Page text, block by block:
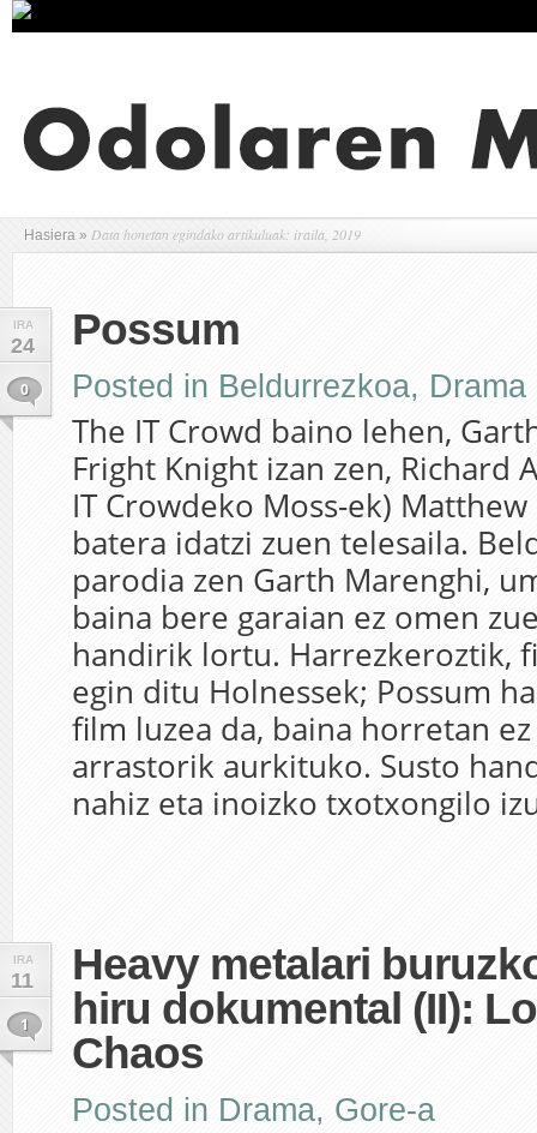
Hasiera » Data honetan egindako artikuluak: iraila, 2019
IRA
24
0
Possum
Posted in Beldurrezkoa, Drama
The IT Crowd baino lehen,
Fright Knight izan zen, Richard
IT Crowdeko Moss-ek)
batera idatzi zuen telesaila.
parodia zen Garth Marenghi,
baina bere garaian ez omen
handirik lortu. Harrezkeroztik,
egin ditu Holnessek; Possum
film luzea da, baina horretan
arrastorik aurkituko. Susto
nahiz eta inoizko txotxongilo
IRA
11
1
Heavy metalari
hiru dokumental (II):
Chaos
Posted in Drama, Gore-a